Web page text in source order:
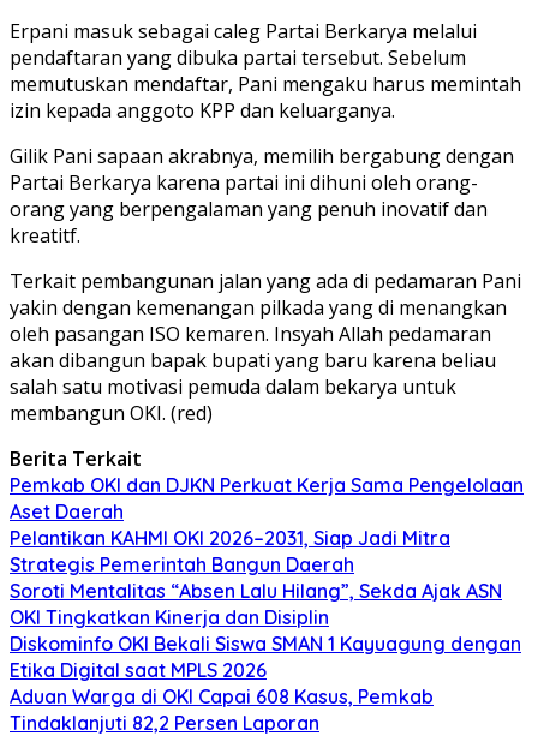
Erpani masuk sebagai caleg Partai Berkarya melalui
pendaftaran yang dibuka partai tersebut. Sebelum
memutuskan mendaftar, Pani mengaku harus memintah
izin kepada anggoto KPP dan keluarganya.
Gilik Pani sapaan akrabnya, memilih bergabung dengan
Partai Berkarya karena partai ini dihuni oleh orang-
orang yang berpengalaman yang penuh inovatif dan
kreatitf.
Terkait pembangunan jalan yang ada di pedamaran Pani
yakin dengan kemenangan pilkada yang di menangkan
oleh pasangan ISO kemaren. Insyah Allah pedamaran
akan dibangun bapak bupati yang baru karena beliau
salah satu motivasi pemuda dalam bekarya untuk
membangun OKI. (red)
Berita Terkait
Pemkab OKI dan DJKN Perkuat Kerja Sama Pengelolaan
Aset Daerah
Pelantikan KAHMI OKI 2026–2031, Siap Jadi Mitra
Strategis Pemerintah Bangun Daerah
Soroti Mentalitas “Absen Lalu Hilang”, Sekda Ajak ASN
OKI Tingkatkan Kinerja dan Disiplin
Diskominfo OKI Bekali Siswa SMAN 1 Kayuagung dengan
Etika Digital saat MPLS 2026
Aduan Warga di OKI Capai 608 Kasus, Pemkab
Tindaklanjuti 82,2 Persen Laporan